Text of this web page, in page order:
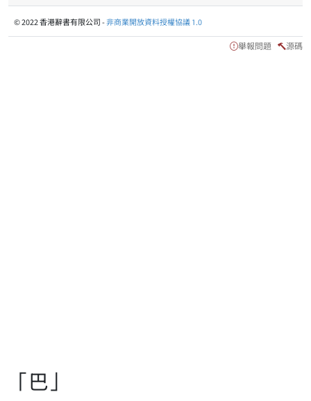
© 2022 香港辭書有限公司 -非商業開放資料授權協議 1.0
舉報問題 源碼
「巴」